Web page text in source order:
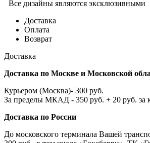
Все дизайны являются эксклюзивными
Доставка
Оплата
Возврат
Доставка
Доставка по Москве и Московской
Курьером (Москва)- 300 руб.
За пределы МКАД - 350 руб. + 20 руб. за
Доставка по России
До московского терминала Вашей